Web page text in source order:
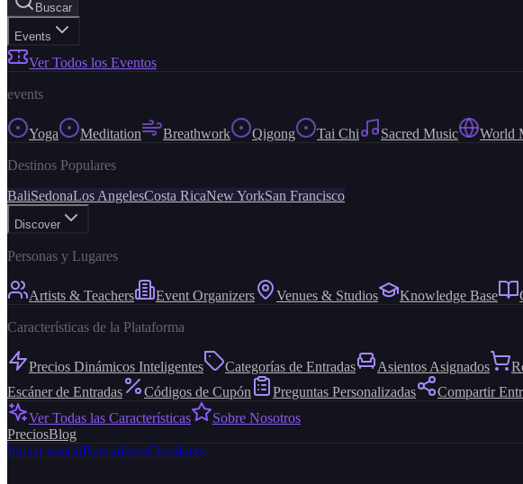
Buscar
Events
Ver Todos los Eventos
events
Yoga Meditation Breathwork Qigong Tai Chi Sacred Music World
Destinos Populares
BaliSedonaLos AngelesCosta RicaNew YorkSan Francisco
Discover
Personas y Lugares
Artists & Teachers Event Organizers Venues & Studios Knowledge Base
Características de la Plataforma
Precios Dinámicos Inteligentes Categorías de Entradas Asientos Asignados
Escáner de Entradas
Códigos de Cupón Preguntas Personalizadas Compartir
Ver Todas las Características
Sobre Nosotros
PreciosBlog
Iniciar sesiónBuscadoresCreadores